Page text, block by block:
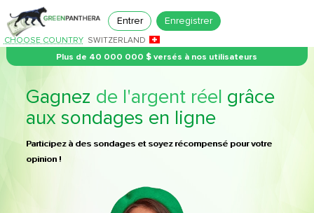
CHOOSE COUNTRY SWITZERLAND
Entrer Enregistrer
Plus de 40 000 000 $ versés à nos utilisateurs
Gagnez de l'argent réel grâce
aux sondages en ligne
Participez à des sondages et soyez récompensé pour votre
opinion !